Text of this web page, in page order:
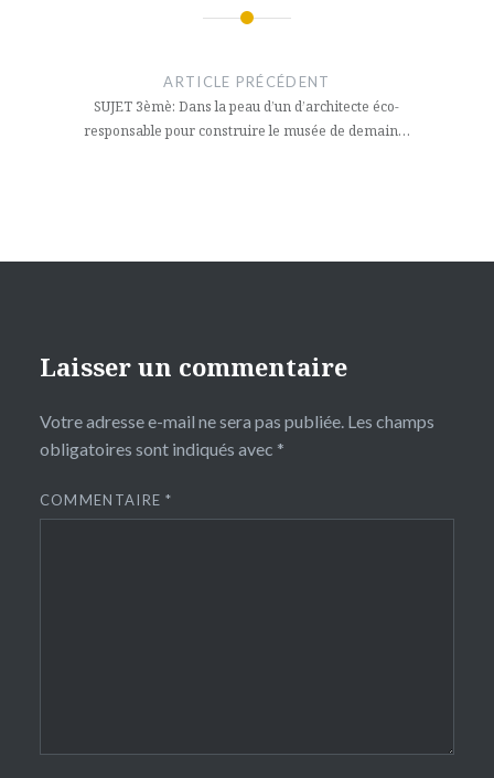
l’article
ARTICLE PRÉCÉDENT
SUJET 3èmè: Dans la peau d’un d’architecte éco-
responsable pour construire le musée de demain…
Laisser un commentaire
Votre adresse e-mail ne sera pas publiée. Les champs
obligatoires sont indiqués avec *
COMMENTAIRE*